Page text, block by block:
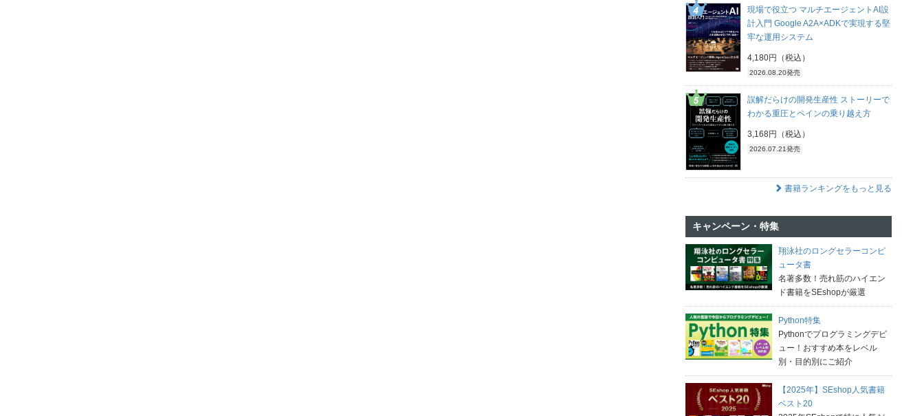
現場で役立つ マルチエージェントAI設
計入門 Google A2A×ADKで実現する堅
牢な運用システム
4,180円（税込）
2026.08.20発売
誤解だらけの開発生産性 ストーリーで
わかる重圧とペインの乗り越え方
3,168円（税込）
2026.07.21発売
書籍ランキングをもっと見る
キャンペーン・特集
翔泳社のロングセラーコンピ
ュータ書
名著多数！売れ筋のハイエン
ド書籍をSEshopが厳選
Python特集
Pythonでプログラミングデビ
ュー！おすすめ本をレベル
別・目的別にご紹介
【2025年】SEshop人気書籍
ベスト20